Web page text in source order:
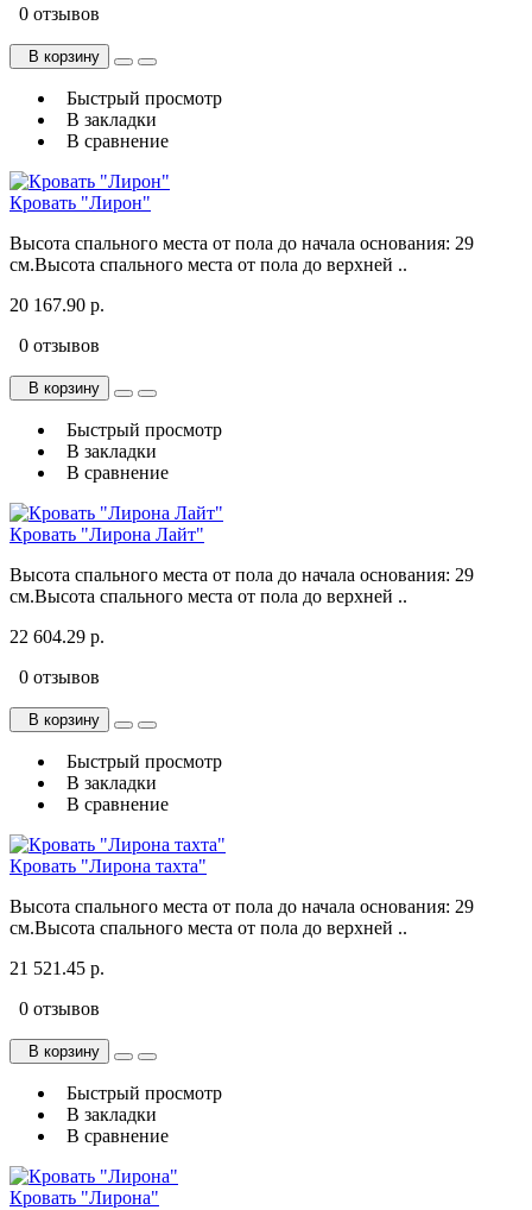
0 отзывов
В корзину
Быстрый просмотр
В закладки
В сравнение
Кровать "Лирон"
Высота спального места от пола до начала основания: 29
см.Высота спального места от пола до верхней ..
20 167.90 р.
0 отзывов
В корзину
Быстрый просмотр
В закладки
В сравнение
Кровать "Лирона Лайт"
Высота спального места от пола до начала основания: 29
см.Высота спального места от пола до верхней ..
22 604.29 р.
0 отзывов
В корзину
Быстрый просмотр
В закладки
В сравнение
Кровать "Лирона тахта"
Высота спального места от пола до начала основания: 29
см.Высота спального места от пола до верхней ..
21 521.45 р.
0 отзывов
В корзину
Быстрый просмотр
В закладки
В сравнение
Кровать "Лирона"